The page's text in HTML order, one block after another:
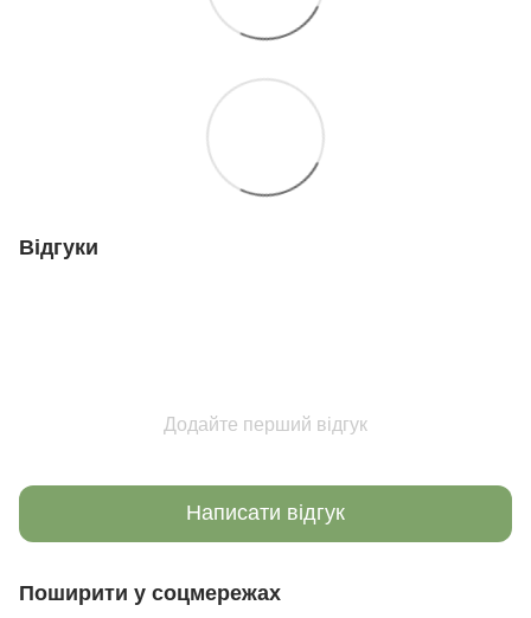
Відгуки
Додайте перший відгук
Написати відгук
Поширити у соцмережах